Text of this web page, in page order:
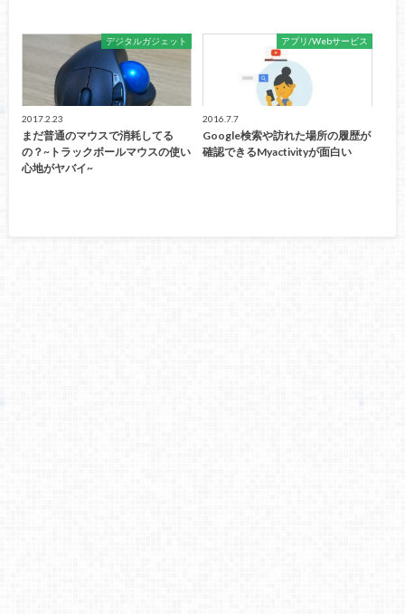
デジタルガジェット
2017.2.23
まだ普通のマウスで消耗してる
の？~トラックボールマウスの使い
心地がヤバイ~
アプリ/Webサービス
2016.7.7
Google検索や訪れた場所の履歴が
確認できるMyactivityが面白い